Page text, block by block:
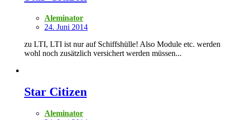
Aleminator
24. Juni 2014
zu LTI, LTI ist nur auf Schiffshülle! Also Module etc. werden
wohl noch zusätzlich versichert werden müssen...
Star Citizen
Aleminator